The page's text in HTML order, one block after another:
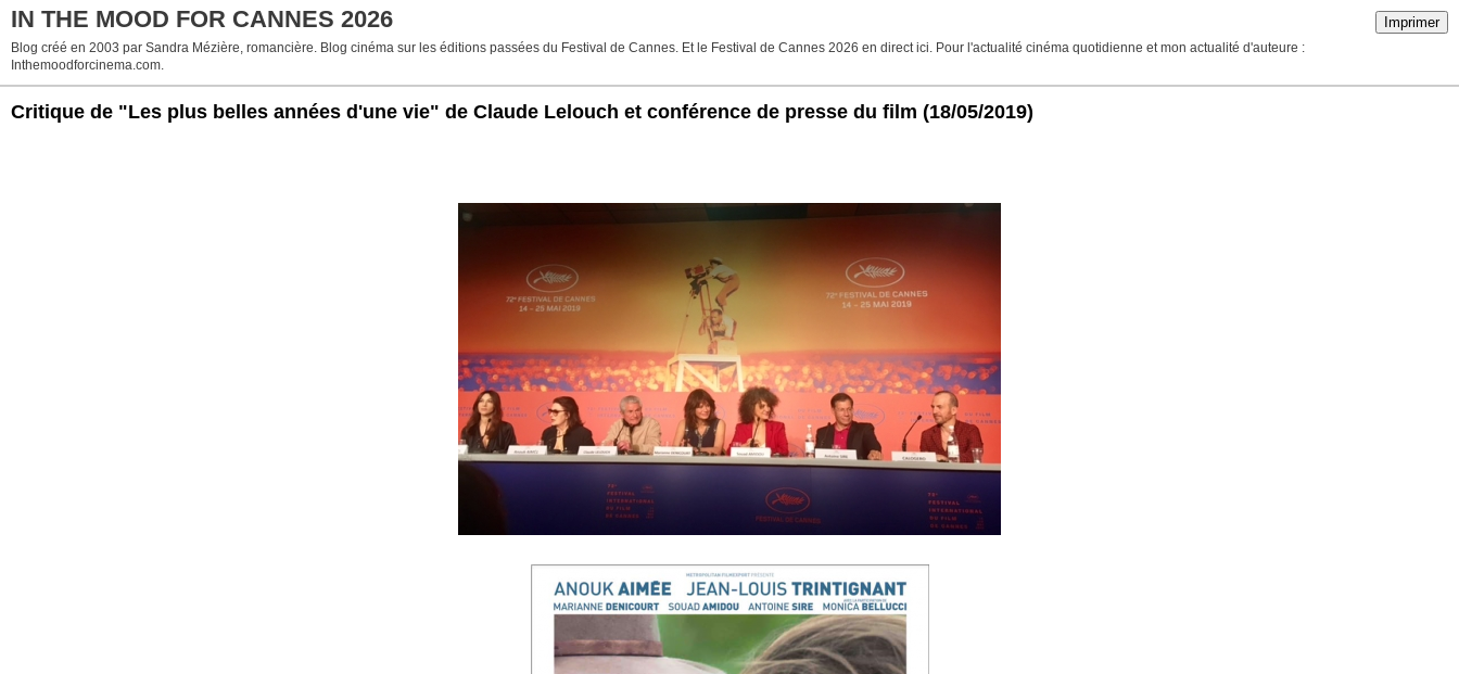
Imprimer
IN THE MOOD FOR CANNES 2026
Blog créé en 2003 par Sandra Mézière, romancière. Blog cinéma sur les éditions passées du Festival de Cannes. Et le Festival de Cannes 2026 en direct ici. Pour l'actualité cinéma quotidienne et mon actualité d'auteure :
Inthemoodforcinema.com.
Critique de "Les plus belles années d'une vie" de Claude Lelouch et conférence de presse du film (18/05/2019)